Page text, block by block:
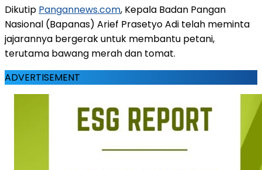
Dikutip Pangannews.com, Kepala Badan Pangan
Nasional (Bapanas) Arief Prasetyo Adi telah meminta
jajarannya bergerak untuk membantu petani,
terutama bawang merah dan tomat.
ADVERTISEMENT